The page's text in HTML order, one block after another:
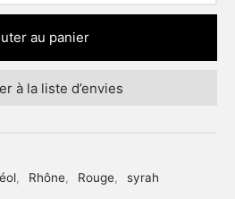
au panier
à la liste d’envies
, Rhône, Rouge, syrah